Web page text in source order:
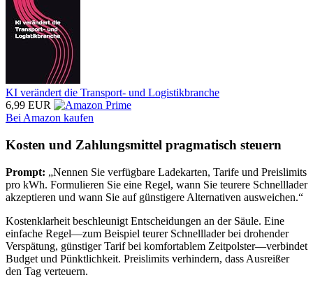
KI verändert die Transport- und Logistikbranche
6,99 EUR
Bei Amazon kaufen
Kosten und Zahlungsmittel pragmatisch steuern
Prompt: „Nennen Sie verfügbare Ladekarten, Tarife und Preislimits
pro kWh. Formulieren Sie eine Regel, wann Sie teurere Schnelllader
akzeptieren und wann Sie auf günstigere Alternativen ausweichen.“
Kostenklarheit beschleunigt Entscheidungen an der Säule. Eine
einfache Regel—zum Beispiel teurer Schnelllader bei drohender
Verspätung, günstiger Tarif bei komfortablem Zeitpolster—verbindet
Budget und Pünktlichkeit. Preislimits verhindern, dass Ausreißer
den Tag verteuern.